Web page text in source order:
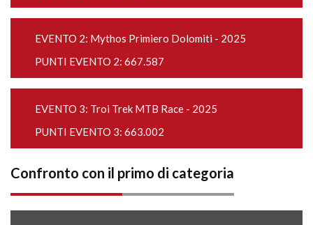
EVENTO 2: Mythos Primiero Dolomiti - 2025
PUNTI EVENTO 2: 667.587
EVENTO 3: Troi Trek MTB Race - 2025
PUNTI EVENTO 3: 663.002
Confronto con il primo di categoria